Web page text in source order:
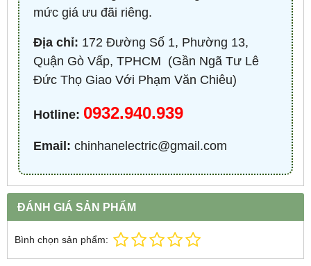
mức giá ưu đãi riêng.
Địa chỉ: 172 Đường Số 1, Phường 13,
Quận Gò Vấp, TPHCM ​ (Gần Ngã Tư Lê
Đức Thọ Giao Với Phạm Văn Chiêu)
Hotline: 0932.940.939
Email: chinhanelectric@gmail.com
ĐÁNH GIÁ SẢN PHẨM
Bình chọn sản phẩm: